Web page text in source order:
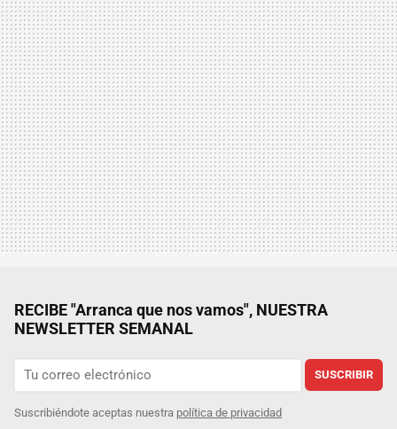
RECIBE "Arranca que nos vamos", NUESTRA
NEWSLETTER SEMANAL
SUSCRIBIR
Suscribiéndote aceptas nuestra política de privacidad